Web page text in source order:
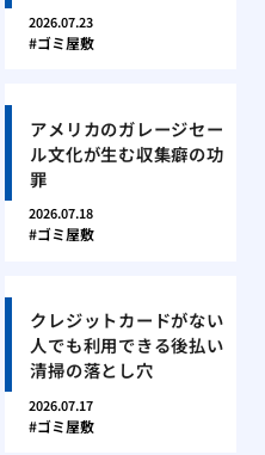
2026.07.23
ゴミ屋敷
アメリカのガレージセー
ル文化が生む収集癖の功
罪
2026.07.18
ゴミ屋敷
クレジットカードがない
人でも利用できる後払い
清掃の落とし穴
2026.07.17
ゴミ屋敷